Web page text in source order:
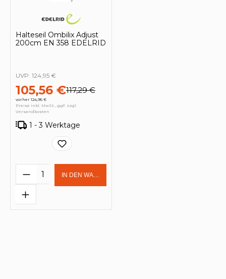
Halteseil Ombilix Adjust
200cm EN 358 EDELRID
105,56 €117,29 €
vorher 124,95 €
UVP: 124,95 €
Preise inkl. MwSt., ggf. zzgl.
Versandkosten
1 - 3 Werktage
Produkt Anzahl: Gib den
IN DEN WARENKORB